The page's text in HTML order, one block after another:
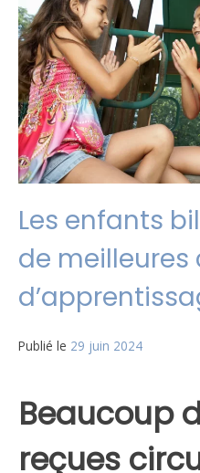
Les enfants
de
Publié le 29 juin 2024
Beaucoup
reçues